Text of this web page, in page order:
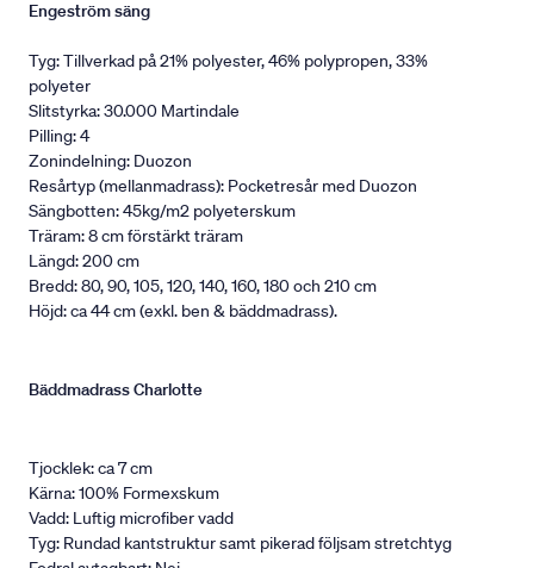
Engeström säng
Tyg: Tillverkad på 21% polyester, 46% polypropen, 33%
polyeter
Slitstyrka: 30.000 Martindale
Pilling: 4
Zonindelning: Duozon
Resårtyp (mellanmadrass): Pocketresår med Duozon
Sängbotten: 45kg/m2 polyeterskum
Träram: 8 cm förstärkt träram
Längd: 200 cm
Bredd: 80, 90, 105, 120, 140, 160, 180 och 210 cm
Höjd: ca 44 cm (exkl. ben & bäddmadrass).
Bäddmadrass Charlotte
Tjocklek: ca 7 cm
Kärna: 100% Formexskum
Vadd: Luftig microfiber vadd
Tyg: Rundad kantstruktur samt pikerad följsam stretchtyg